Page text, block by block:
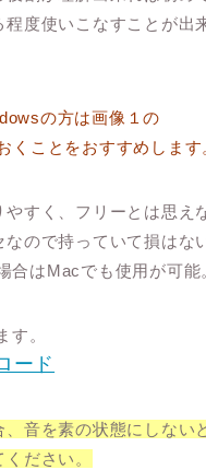
程度使いこなすことが出
の方は画像１の
くことをおすすめします
すく、フリーとは思え
なので持っていて損はな
合はMacでも使用が可能
す。
ード
音を素の状態にしない
ださい。